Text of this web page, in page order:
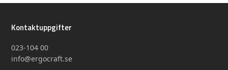
Kontaktuppgifter
023-104 00
info@ergocraft.se